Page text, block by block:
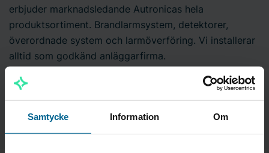
Samtycke Information Om
erbjuder marknadsledande Autronicas hela
produktsortiment. Brandlarmsystem, detektorer,
överordnade system och larmöverföring. Vi installerar
alltid som godkänd anläggarfirma.
Våra brandlarmslösningar